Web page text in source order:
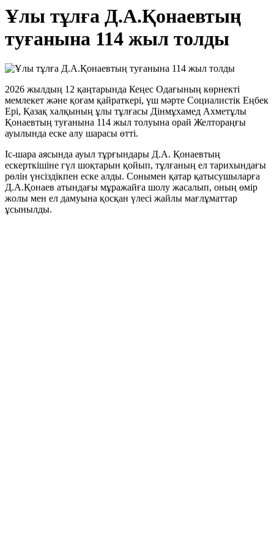
Ұлы тұлға Д.А.Қонаевтың
туғанына 114 жыл толды
2026 жылдың 12 қаңтарында Кеңес Одағының көрнекті
мемлекет және қоғам қайраткері, үш мәрте Социалистік Еңбек
Ері, Қазақ халқының ұлы тұлғасы Дінмұхамед Ахметұлы
Қонаевтың туғанына 114 жыл толуына орай Желтораңғы
ауылында еске алу шарасы өтті.
Іс-шара аясында ауыл тұрғындары Д.А. Қонаевтың
ескерткішіне гүл шоқтарын қойып, тұлғаның ел тарихындағы
рөлін үнсіздікпен еске алды. Сонымен қатар қатысушыларға
Д.А.Қонаев атындағы мұражайға шолу жасалып, оның өмір
жолы мен ел дамуына қосқан үлесі жайлы мағлұматтар
ұсынылды.